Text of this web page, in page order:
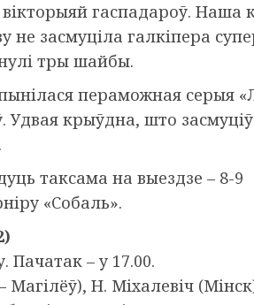
гаспадароў. Наша
не засмуціла галкіпера
тры шайбы.
пераможная серыя
Удвая крыўдна, што
таксама на выездзе – 8-9
«Собаль».
Пачатак – у 17.00.
Н. Міхалевіч